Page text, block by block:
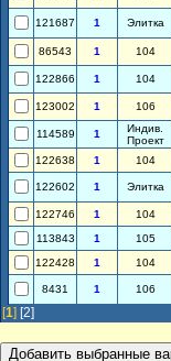
121687 1 Элитка
86543 1 104
122866 1 104
123002 1 106
114589 1
Индив.
Проект
122638 1 104
122602 1 Элитка
122746 1 104
113843
1 105
122428
1 104
8431 1 106
[1] [2]